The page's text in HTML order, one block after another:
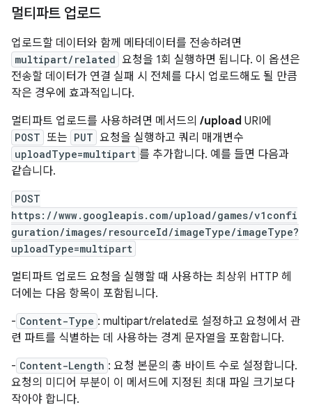
멀티파트 업로드
업로드할 데이터와 함께 메타데이터를 전송하려면
multipart/related 요청을 1회 실행하면 됩니다. 이 옵션은
전송할 데이터가 연결 실패 시 전체를 다시 업로드해도 될 만큼
작은 경우에 효과적입니다.
멀티파트 업로드를 사용하려면 메서드의 /upload URI에
POST 또는 PUT 요청을 실행하고 쿼리 매개변수
uploadType=multipart 를 추가합니다. 예를 들면 다음과
같습니다.
POST
https://www.googleapis.com/upload/games/v1confi
guration/images/resourceId/imageType/imageType?
uploadType=multipart
멀티파트 업로드 요청을 실행할 때 사용하는 최상위 HTTP 헤
더에는 다음 항목이 포함됩니다.
- Content-Type : multipart/related로 설정하고 요청에서 관
련 파트를 식별하는 데 사용하는 경계 문자열을 포함합니다.
- Content-Length : 요청 본문의 총 바이트 수로 설정합니다.
요청의 미디어 부분이 이 메서드에 지정된 최대 파일 크기보다
작아야 합니다.